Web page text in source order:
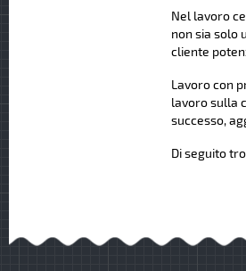
Nel lavoro
non sia solo
cliente
Lavoro con
lavoro sulla
successo,
Di seguito